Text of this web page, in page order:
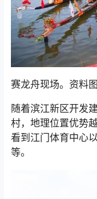
赛龙舟现场。资料图
随着滨江新区开发
村，地理位置优势
看到江门体育中心
等。